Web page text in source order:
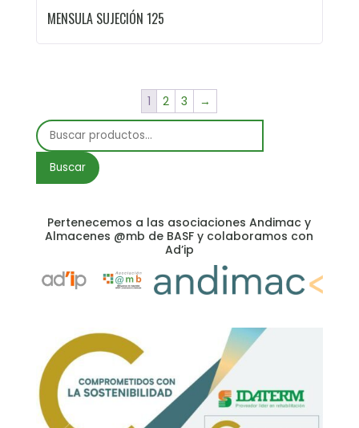
MENSULA SUJECIÓN 125
1 2 3
→
Buscar
por:
Buscar
Pertenecemos a las asociaciones Andimac y
Almacenes @mb de BASF y colaboramos con
Ad’ip